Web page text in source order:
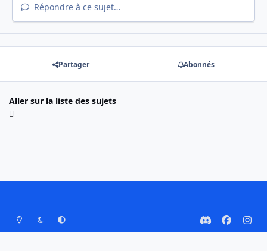
Répondre à ce sujet…
Partager Abonnés
Aller sur la liste des sujets
Mode ClairMode SombrePréférence Système
d
i
a
n